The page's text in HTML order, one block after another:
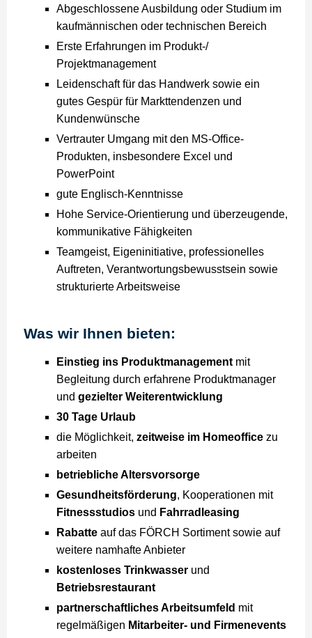
Abgeschlossene Ausbildung oder Studium im
kaufmännischen oder technischen Bereich
Erste Erfahrungen im Produkt-/
Projektmanagement
Leidenschaft für das Handwerk sowie ein
gutes Gespür für Markttendenzen und
Kundenwünsche
Vertrauter Umgang mit den MS-Office-
Produkten, insbesondere Excel und
PowerPoint
gute Englisch-Kenntnisse
Hohe Service-Orientierung und überzeugende,
kommunikative Fähigkeiten
Teamgeist, Eigeninitiative, professionelles
Auftreten, Verantwortungsbewusstsein sowie
strukturierte Arbeitsweise
Was wir Ihnen bieten:
Einstieg ins Produktmanagement mit
Begleitung durch erfahrene Produktmanager
und gezielter Weiterentwicklung
30 Tage Urlaub
die Möglichkeit, zeitweise im Homeoffice zu
arbeiten
betriebliche Altersvorsorge
Gesundheitsförderung, Kooperationen mit
Fitnessstudios und Fahrradleasing
Rabatte auf das FÖRCH Sortiment sowie auf
weitere namhafte Anbieter
kostenloses Trinkwasser und
Betriebsrestaurant
partnerschaftliches Arbeitsumfeld mit
regelmäßigen Mitarbeiter- und Firmenevents